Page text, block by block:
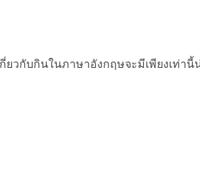
วกับกินในภาษาอังกฤษจะมีเพียงเท่านี้